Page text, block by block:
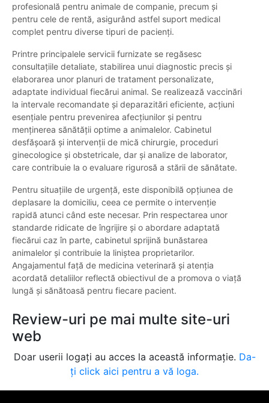
profesională pentru animale de companie, precum și
pentru cele de rentă, asigurând astfel suport medical
complet pentru diverse tipuri de pacienți.
Printre principalele servicii furnizate se regăsesc
consultațiile detaliate, stabilirea unui diagnostic precis și
elaborarea unor planuri de tratament personalizate,
adaptate individual fiecărui animal. Se realizează vaccinări
la intervale recomandate și deparazitări eficiente, acțiuni
esențiale pentru prevenirea afecțiunilor și pentru
menținerea sănătății optime a animalelor. Cabinetul
desfășoară și intervenții de mică chirurgie, proceduri
ginecologice și obstetricale, dar și analize de laborator,
care contribuie la o evaluare rigurosă a stării de sănătate.
Pentru situațiile de urgență, este disponibilă opțiunea de
deplasare la domiciliu, ceea ce permite o intervenție
rapidă atunci când este necesar. Prin respectarea unor
standarde ridicate de îngrijire și o abordare adaptată
fiecărui caz în parte, cabinetul sprijină bunăstarea
animalelor și contribuie la liniștea proprietarilor.
Angajamentul față de medicina veterinară și atenția
acordată detaliilor reflectă obiectivul de a promova o viață
lungă și sănătoasă pentru fiecare pacient.
Review-uri pe mai multe site-uri
web
Doar userii logați au acces la această informație. Da-
ți click aici pentru a vă loga.